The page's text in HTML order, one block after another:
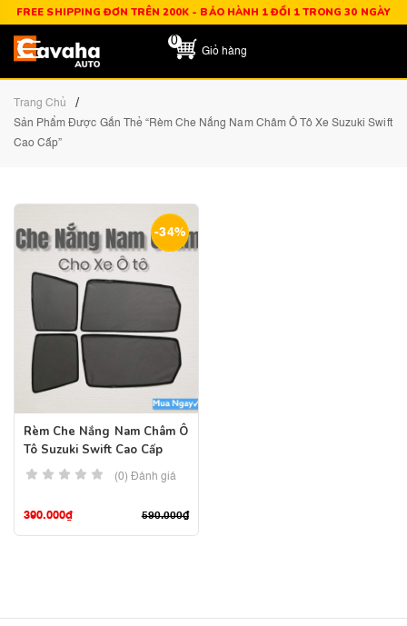
FREE SHIPPING ĐƠN TRÊN 200K - BẢO HÀNH 1 ĐỔI 1 TRONG 30 NGÀY
0
Giỏ hàng
Trang Chủ /
Sản Phẩm Được Gắn Thẻ “Rèm Che Nắng Nam Châm Ô Tô Xe Suzuki Swift
Cao Cấp”
-34%
Rèm Che Nắng Nam Châm Ô
Tô Suzuki Swift Cao Cấp
(0) Đánh giá
590.000₫
390.000₫